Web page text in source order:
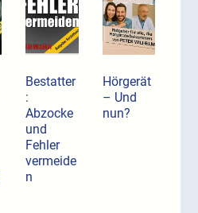
Bestatter
:
Abzocke
und
Fehler
vermeide
n
Hörgerät
– Und
nun?